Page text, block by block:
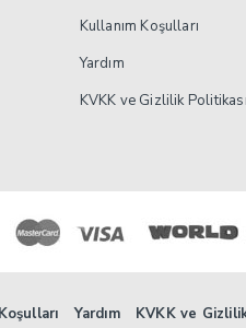
Kullanım Koşulları
Yardım
KVKK ve Gizlilik Politikası
Yardım KVKK ve